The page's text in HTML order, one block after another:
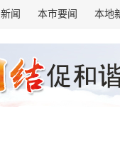
闻 本市要闻 本地